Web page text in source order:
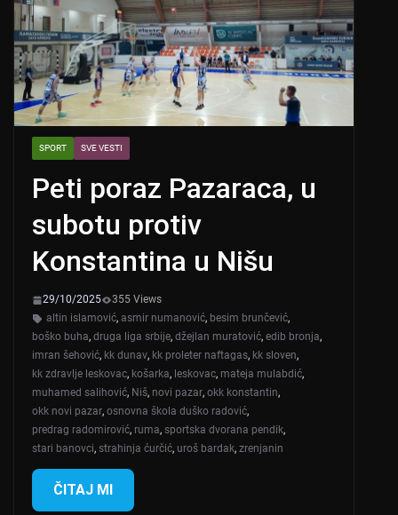
SPORT SVE VESTI
Peti poraz Pazaraca, u
subotu protiv
Konstantina u Nišu
29/10/2025
355 Views
altin islamović, asmir numanović, besim brunčević,
boško buha, druga liga srbije, džejlan muratović, edib bronja,
imran šehović, kk dunav, kk proleter naftagas, kk sloven,
kk zdravlje leskovac, košarka, leskovac, mateja mulabdić,
muhamed salihović, Niš, novi pazar, okk konstantin,
okk novi pazar, osnovna škola duško radović,
predrag radomirović, ruma, sportska dvorana pendik,
stari banovci, strahinja ćurčić, uroš bardak, zrenjanin
ČITAJ MI